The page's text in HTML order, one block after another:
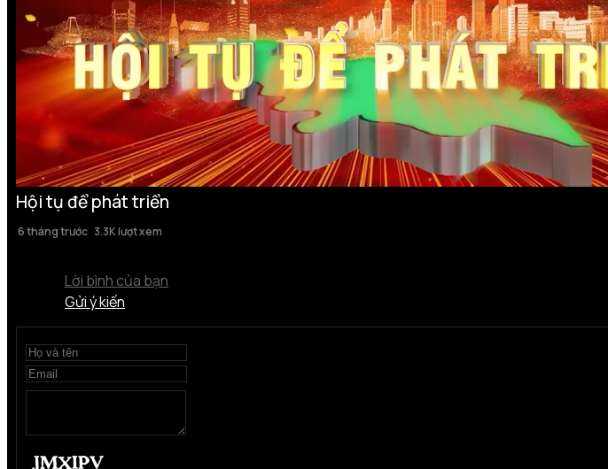
Hội tụ để phát triển
6 tháng trước 3.3K lượt xem
Lời bình của bạn
Gửi ý kiến